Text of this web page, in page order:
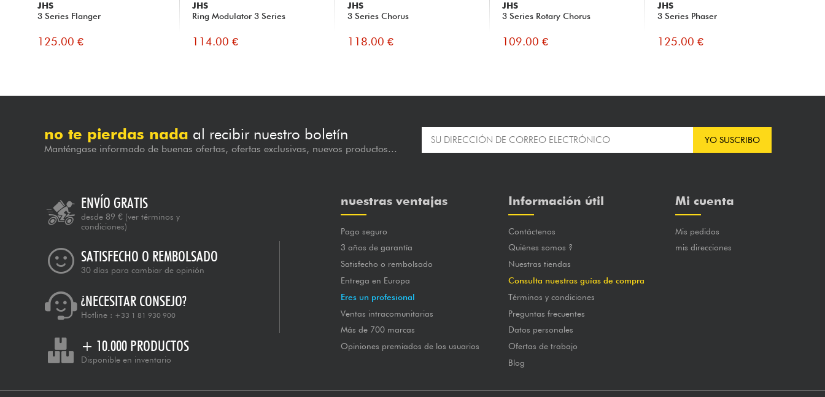
JHS
3 Series Flanger
125.00 €
JHS
Ring Modulator 3 Series
114.00 €
JHS
3 Series Chorus
118.00 €
JHS
3 Series Rotary Chorus
109.00 €
JHS
3 Series Phaser
125.00 €
no te pierdas nada al recibir nuestro boletín
Manténgase informado de buenas ofertas, ofertas exclusivas, nuevos productos...
YO SUSCRIBO
ENVÍO GRATIS
desde 89 € (ver términos y
condiciones)
SATISFECHO O REMBOLSADO
30 días para cambiar de opinión
¿NECESITAR CONSEJO?
Hotline : +33 1 81 930 900
+ 10.000 PRODUCTOS
Disponible en inventario
nuestras ventajas
Pago seguro
3 años de garantía
Satisfecho o rembolsado
Entrega en Europa
Eres un profesional
Ventas intracomunitarias
Más de 700 marcas
Opiniones premiados de los usuarios
Información útil
Contáctenos
Quiénes somos ?
Nuestras tiendas
Consulta nuestras guías de compra
Términos y condiciones
Preguntas frecuentes
Datos personales
Ofertas de trabajo
Blog
Mi cuenta
Mis pedidos
mis direcciones